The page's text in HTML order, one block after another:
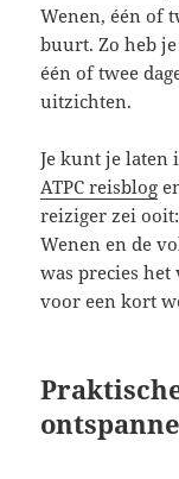
Wenen, één of
buurt. Zo heb
één of twee
uitzichten.
Je kunt je laten
ATPC reisblog
reiziger zei
Wenen en de
was precies het
voor een kort